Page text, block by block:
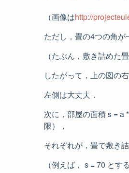
（画像はhttp://
ただし，畳の4つの角が
（たぶん，敷き詰めた
したがって，上の図の
左側は大丈夫．
次に，部屋の面積 s = a
限），
それぞれが，畳で敷き
（例えば， s = 70 とす